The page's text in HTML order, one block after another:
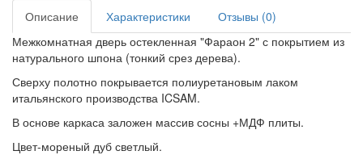
Описание
Характеристики
Отзывы (0)
Межкомнатная дверь остекленная "Фараон 2" с покрытием из
натурального шпона (тонкий срез дерева).
Сверху полотно покрывается полиуретановым лаком
итальянского производства ICSAM.
В основе каркаса заложен массив сосны +МДФ плиты.
Цвет-мореный дуб светлый.